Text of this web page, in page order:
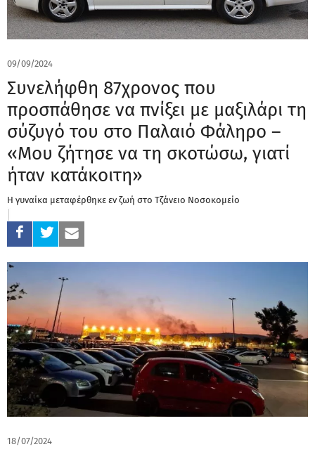
09/09/2024
Συνελήφθη 87χρονος που
προσπάθησε να πνίξει με μαξιλάρι τη
σύζυγό του στο Παλαιό Φάληρο –
«Μου ζήτησε να τη σκοτώσω, γιατί
ήταν κατάκοιτη»
Η γυναίκα μεταφέρθηκε εν ζωή στο Τζάνειο Νοσοκομείο
18/07/2024